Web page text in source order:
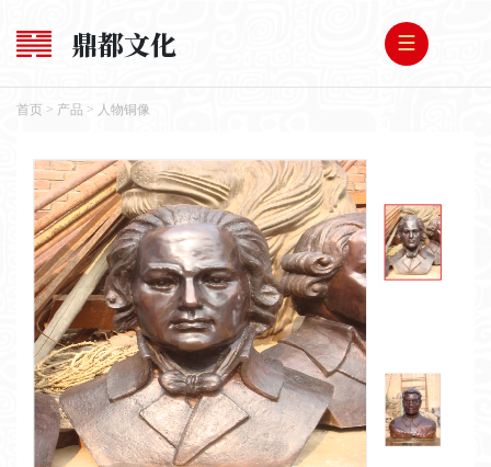
鼎都文化
首页 > 产品 > 人物铜像